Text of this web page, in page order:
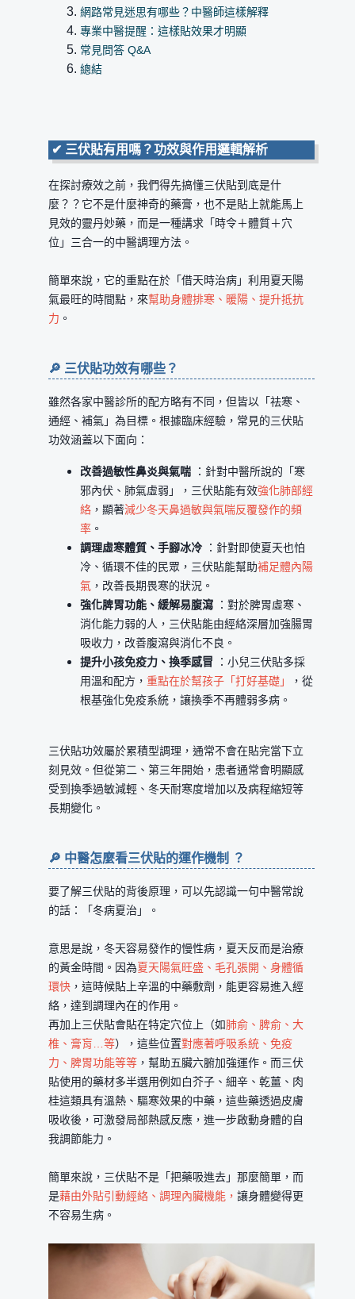
網路常見迷思有哪些？中醫師這樣解釋
專業中醫提醒：這樣貼效果才明顯
常見問答 Q&A
總結
✔ 三伏貼有用嗎？功效與作用邏輯解析
在探討療效之前，我們得先搞懂三伏貼到底是什
麼？？它不是什麼神奇的藥膏，也不是貼上就能馬上
見效的靈丹妙藥，而是一種講求「時令＋體質＋穴
位」三合一的中醫調理方法。
簡單來說，它的重點在於「借天時治病」利用夏天陽
氣最旺的時間點，來幫助身體排寒、暖陽、提升抵抗
力 。
🔎 三伏貼功效有哪些？
雖然各家中醫診所的配方略有不同，但皆以「祛寒、
通經、補氣」為目標。根據臨床經驗，常見的三伏貼
功效涵蓋以下面向：
改善過敏性鼻炎與氣喘 ：針對中醫所說的「寒
邪內伏、肺氣虛弱」，三伏貼能有效強化肺部經
絡 ，顯著減少冬天鼻過敏與氣喘反覆發作的頻
率 。
調理虛寒體質、手腳冰冷 ：針對即使夏天也怕
冷、循環不佳的民眾，三伏貼能幫助補足體內陽
氣 ，改善長期畏寒的狀況。
強化脾胃功能、緩解易腹瀉 ：對於脾胃虛寒、
消化能力弱的人，三伏貼能由經絡深層加強腸胃
吸收力，改善腹瀉與消化不良。
提升小孩免疫力、換季感冒 ：小兒三伏貼多採
用溫和配方，重點在於幫孩子「打好基礎」
，從
根基強化免疫系統，讓換季不再體弱多病。
三伏貼功效屬於累積型調理，通常不會在貼完當下立
刻見效。但從第二、第三年開始，患者通常會明顯感
受到換季過敏減輕、冬天耐寒度增加以及病程縮短等
長期變化。
🔎 中醫怎麼看三伏貼的運作機制 ？
要了解三伏貼的背後原理，可以先認識一句中醫常說
的話：「冬病夏治」。
意思是說，冬天容易發作的慢性病，夏天反而是治療
的黃金時間。因為夏天陽氣旺盛、毛孔張開、身體循
環快 ，這時候貼上辛溫的中藥敷劑，能更容易進入經
絡，達到調理內在的作用。
再加上三伏貼會貼在特定穴位上（如肺俞、脾俞、大
椎、膏肓…等），這些位置對應著呼吸系統、免疫
力、脾胃功能等等 ，幫助五臟六腑加強運作。而三伏
貼使用的藥材多半選用例如白芥子、細辛、乾薑、肉
桂這類具有溫熱、驅寒效果的中藥，這些藥透過皮膚
吸收後，可激發局部熱感反應，進一步啟動身體的自
我調節能力。
簡單來說，三伏貼不是「把藥吸進去」那麼簡單，而
是藉由外貼引動經絡、調理內臟機能，讓身體變得更
不容易生病。